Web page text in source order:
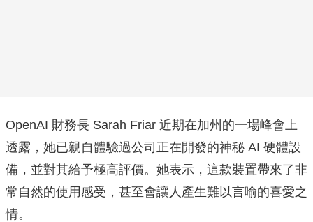
OpenAI 財務長 Sarah Friar 近期在加州的一場峰會上
透露，她已親自體驗過公司正在開發的神秘 AI 硬體設
備，並對其給予極高評價。她表示，這款裝置帶來了非
常自然的使用感受，甚至會讓人產生難以言喻的喜愛之
情。